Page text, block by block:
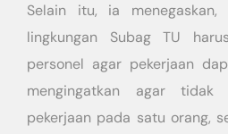
Selain itu, ia
lingkungan Subag TU
personel agar pekerjaan
mengingatkan agar tidak
pekerjaan pada satu orang,